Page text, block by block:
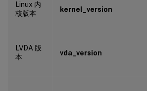
Linux 内
核版本
kernel_version
LVDA 版
本
vda_version